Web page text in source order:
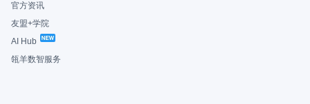
官方资讯
友盟+学院
AI Hub
瓴羊数智服务